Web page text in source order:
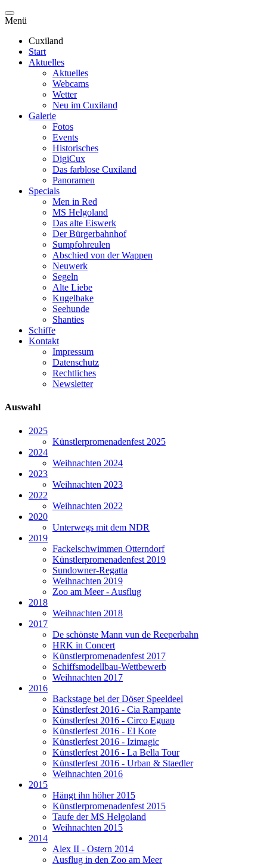
Menü
Cuxiland
Start
Aktuelles
Aktuelles
Webcams
Wetter
Neu im Cuxiland
Galerie
Fotos
Events
Historisches
DigiCux
Das farblose Cuxiland
Panoramen
Specials
Men in Red
MS Helgoland
Das alte Eiswerk
Der Bürgerbahnhof
Sumpfohreulen
Abschied von der Wappen
Neuwerk
Segeln
Alte Liebe
Kugelbake
Seehunde
Shanties
Schiffe
Kontakt
Impressum
Datenschutz
Rechtliches
Newsletter
Auswahl
2025
Künstlerpromenadenfest 2025
2024
Weihnachten 2024
2023
Weihnachten 2023
2022
Weihnachten 2022
2020
Unterwegs mit dem NDR
2019
Fackelschwimmen Otterndorf
Künstlerpromenadenfest 2019
Sundowner-Regatta
Weihnachten 2019
Zoo am Meer - Ausflug
2018
Weihnachten 2018
2017
De schönste Mann vun de Reeperbahn
HRK in Concert
Künstlerpromenadenfest 2017
Schiffsmodellbau-Wettbewerb
Weihnachten 2017
2016
Backstage bei der Döser Speeldeel
Künstlerfest 2016 - Cia Rampante
Künstlerfest 2016 - Circo Eguap
Künstlerfest 2016 - El Kote
Künstlerfest 2016 - Izimagic
Künstlerfest 2016 - La Bella Tour
Künstlerfest 2016 - Urban & Staedler
Weihnachten 2016
2015
Hängt ihn höher 2015
Künstlerpromenadenfest 2015
Taufe der MS Helgoland
Weihnachten 2015
2014
Alex II - Ostern 2014
Ausflug in den Zoo am Meer